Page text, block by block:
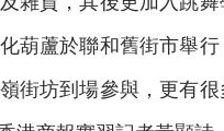
葫蘆於聯和舊街市舉行
街坊到場參與，更有